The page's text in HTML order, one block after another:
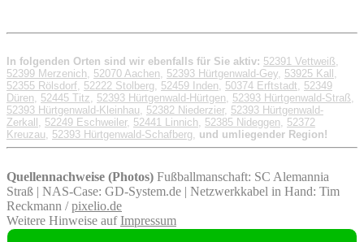
In folgenden Orten sind wir ebenfalls für Sie aktiv: 52391 Vettweiß
52399 Merzenich
52070 Aachen 52393 Hürtgenwald-Gey 53925 Kall
52355 Rölsdorf 52222 Stolberg 52459 Inden 50374 Erftstadt
52349
Düren
52445 Titz 52393 Hürtgenwald-Hürtgen 52393 Hürtgenwald-Straß
52393 Hürtgenwald-Kleinhau
52382 Niederzier, 52393 Hürtgenwald-
Zerkall
52249 Eschweiler, 52441 Linnich 52385 Nideggen
52372
Kreuzau
52393 Hürtgenwald-Schafberg und umliegender Region!
Quellennachweise (Photos) Fußballmanschaft: SC Alemannia
Straß | NAS-Case: GD-System.de | Netzwerkkabel in Hand: Tim
Reckmann /pixelio.de
Weitere Hinweise aufImpressum